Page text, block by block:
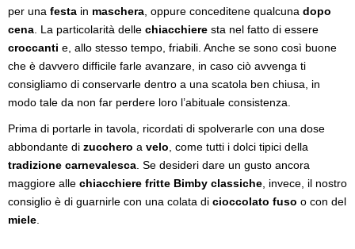
per una festa in maschera , oppure conceditene qualcuna dopo
cena . La particolarità delle chiacchiere sta nel fatto di essere
croccanti e, allo stesso tempo, friabili. Anche se sono così buone
che è davvero difficile farle avanzare, in caso ciò avvenga ti
consigliamo di conservarle dentro a una scatola ben chiusa, in
modo tale da non far perdere loro l’abituale consistenza.
Prima di portarle in tavola, ricordati di spolverarle con una dose
abbondante di zucchero a velo , come tutti i dolci tipici della
tradizione carnevalesca . Se desideri dare un gusto ancora
maggiore alle chiacchiere fritte Bimby classiche , invece, il nostro
consiglio è di guarnirle con una colata di cioccolato fuso o con del
miele